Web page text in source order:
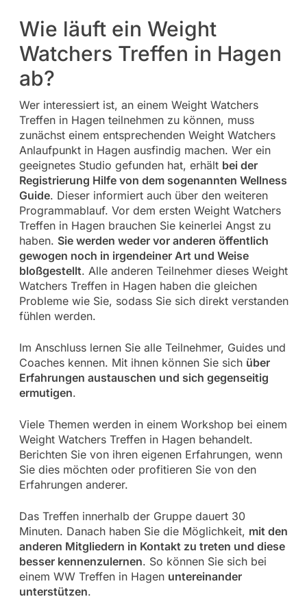
Wie läuft ein Weight
Watchers Treffen in Hagen
ab?
Wer interessiert ist, an einem Weight Watchers
Treffen in Hagen teilnehmen zu können, muss
zunächst einem entsprechenden Weight Watchers
Anlaufpunkt in Hagen ausfindig machen. Wer ein
geeignetes Studio gefunden hat, erhält bei der
Registrierung Hilfe von dem sogenannten Wellness
Guide. Dieser informiert auch über den weiteren
Programmablauf. Vor dem ersten Weight Watchers
Treffen in Hagen brauchen Sie keinerlei Angst zu
haben. Sie werden weder vor anderen öffentlich
gewogen noch in irgendeiner Art und Weise
bloßgestellt. Alle anderen Teilnehmer dieses Weight
Watchers Treffen in Hagen haben die gleichen
Probleme wie Sie, sodass Sie sich direkt verstanden
fühlen werden.
Im Anschluss lernen Sie alle Teilnehmer, Guides und
Coaches kennen. Mit ihnen können Sie sich über
Erfahrungen austauschen und sich gegenseitig
ermutigen.
Viele Themen werden in einem Workshop bei einem
Weight Watchers Treffen in Hagen behandelt.
Berichten Sie von ihren eigenen Erfahrungen, wenn
Sie dies möchten oder profitieren Sie von den
Erfahrungen anderer.
Das Treffen innerhalb der Gruppe dauert 30
Minuten. Danach haben Sie die Möglichkeit, mit den
anderen Mitgliedern in Kontakt zu treten und diese
besser kennenzulernen. So können Sie sich bei
einem WW Treffen in Hagen untereinander
unterstützen.